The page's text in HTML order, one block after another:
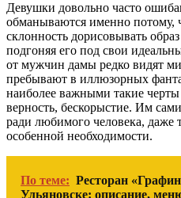
Девушки довольно часто
обманываются именно потому,
склонность дорисовывать
подгоняя его под свои
от мужчин дамы редко видят
пребывают в иллюзорных
наиболее важными такие черты
верность, бескорыстие. Им
ради любимого человека, даже
особенной необходимости.
По теме: Ресторан
Ульяновске: описание,